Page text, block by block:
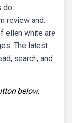
do
review and.
ellen white are
The latest
search, and
below.